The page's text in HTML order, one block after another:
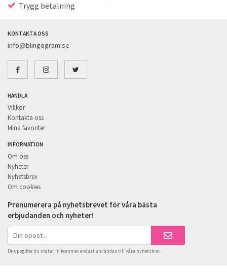
Trygg betalning
KONTAKTA OSS
info@blingogram.se
HANDLA
Villkor
Kontakta oss
Mina favoriter
INFORMATION
Om oss
Nyheter
Nyhetsbrev
Om cookies
Prenumerera på nyhetsbrevet för våra bästa
erbjudanden och nyheter!
De uppgifter du matar in kommer endast användas till våra nyhetsbrev.